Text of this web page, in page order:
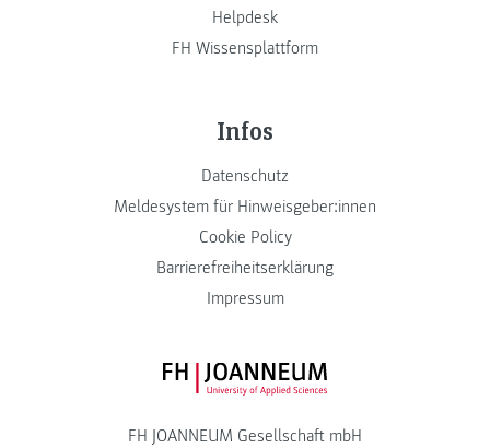
Helpdesk
FH Wissensplattform
Infos
Datenschutz
Meldesystem für Hinweisgeber:innen
Cookie Policy
Barrierefreiheitserklärung
Impressum
FH JOANNEUM Logo
FH JOANNEUM Gesellschaft mbH